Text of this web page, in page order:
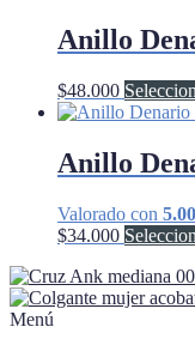
Anillo
$48.000
Anillo
Valorado con 5.00
$34.000
Menú